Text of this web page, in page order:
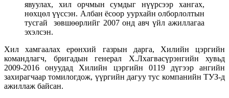
явуулах, хил орчмын сумдыг нүүрсээр хангах,
нөхцөл үүссэн. Албан ёсоор уурхайн олборлолтын
тусгай зөвшөөрлийг 2007 онд авч үйл ажиллагаа
эхэлсэн.
Хил хамгаалах ерөнхий газрын дарга, Хилийн цэргийн
командлагч, бригадын генерал Х.Лхагвасүрэнгийн хувьд
2009-2016 онуудад Хилийн цэргийн 0119 дүгээр ангийн
захирагчаар томилогдож, үүргийн дагуу тус компанийн ТУЗ-д
ажиллаж байсан.